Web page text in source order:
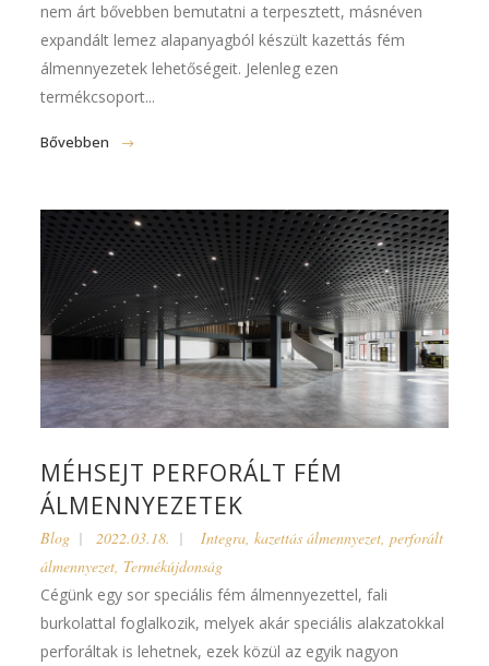
nem árt bővebben bemutatni a terpesztett, másnéven
expandált lemez alapanyagból készült kazettás fém
álmennyezetek lehetőségeit. Jelenleg ezen
termékcsoport...
Bővebben
MÉHSEJT PERFORÁLT FÉM
ÁLMENNYEZETEK
Blog 2022.03.18. Integra,kazettás álmennyezet,perforált
álmennyezet, Termékújdonság
Cégünk egy sor speciális fém álmennyezettel, fali
burkolattal foglalkozik, melyek akár speciális alakzatokkal
perforáltak is lehetnek, ezek közül az egyik nagyon